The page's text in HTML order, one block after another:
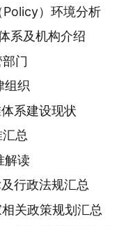
Policy）环境分析
系及机构介绍
门
组织
系建设现状
汇总
解读
行政法规汇总
关政策规划汇总